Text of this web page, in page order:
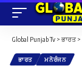
Global Punjab Tv > ਭਾਰਤ>
ਭਾਰਤ ਮਨੋਰੰਜਨ